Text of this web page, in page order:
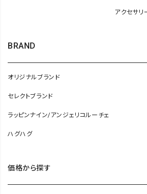
アクセサリ
BRAND
オリジナルブランド
セレクトブランド
ラッピンナイン/アンジェリコルーチェ
ハグハグ
価格から探す